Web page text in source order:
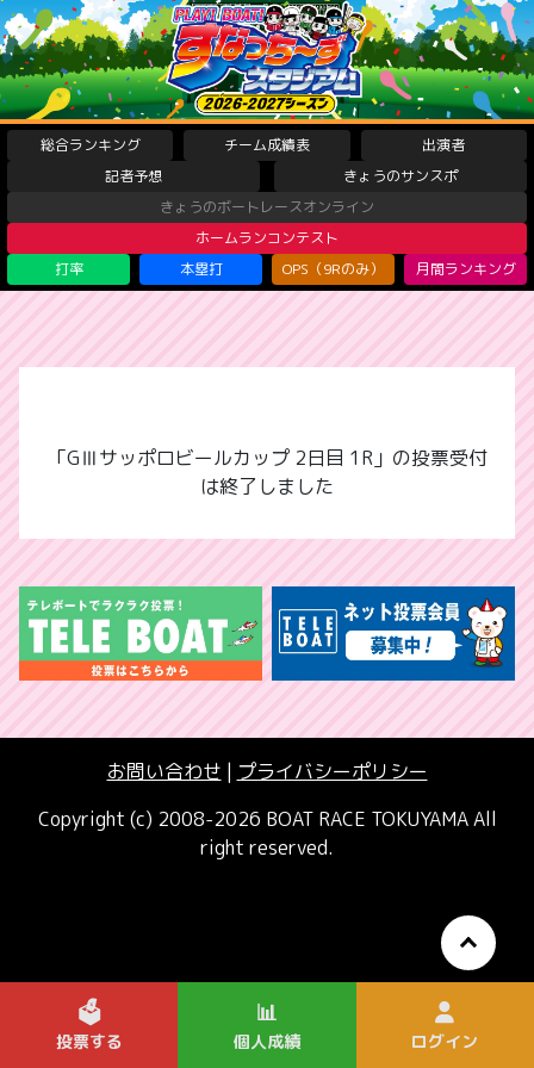
総合ランキング チーム成績表
出演者
記者予想
きょうのサンスポ
きょうのボートレースオンライン
ホームランコンテスト
打率
本塁打 OPS（9Rのみ） 月間ランキング
「GⅢサッポロビールカップ 2日目 1R」の投票受付
は終了しました
お問い合わせ | プライバシーポリシー
Copyright (c) 2008-2026 BOAT RACE TOKUYAMA All
right reserved.
🗳️
投票する
📊
個人成績 ログイン